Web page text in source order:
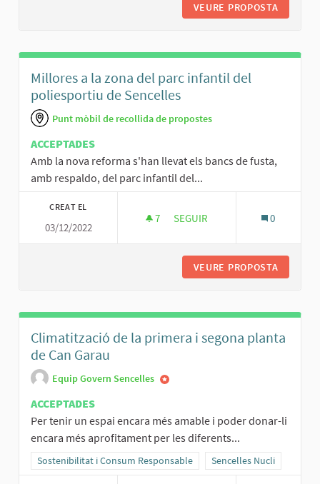
VEURE PROPOSTA
Millores a la zona del parc infantil del
poliesportiu de Sencelles
Punt mòbil de recollida de propostes
ACCEPTADES
Amb la nova reforma s'han llevat els bancs de fusta,
amb respaldo, del parc infantil del...
CREAT EL
03/12/2022
7 7 SEGUIDORES
SEGUIR 0
VEURE PROPOSTA
Climatització de la primera i segona planta
de Can Garau
Equip Govern Sencelles
ACCEPTADES
Per tenir un espai encara més amable i poder donar-li
encara més aprofitament per les diferents...
Resultats al filtrar per la categoria: Sostenibilitat i Consum
Sostenibilitat i Consum Responsable Resultats al filtrar per
Sencelles Nucli